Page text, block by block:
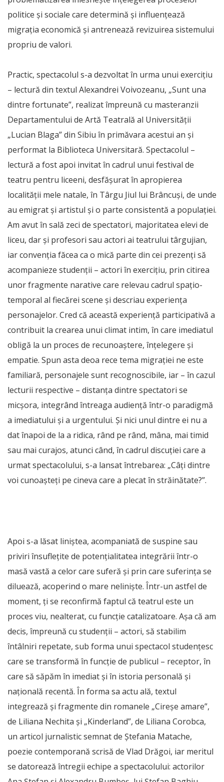
politice și sociale care determină și influențează
migrația economică și antrenează revizuirea sistemului
propriu de valori.
Practic, spectacolul s-a dezvoltat în urma unui exercițiu
– lectură din textul Alexandrei Voivozeanu, „Sunt una
dintre fortunate”, realizat împreună cu masteranzii
Departamentului de Artă Teatrală al Universității
„Lucian Blaga” din Sibiu în primăvara acestui an și
performat la Biblioteca Universitară. Spectacolul –
lectură a fost apoi invitat în cadrul unui festival de
teatru pentru liceeni, desfășurat în apropierea
localității mele natale, în Târgu Jiul lui Brâncuși, de unde
au emigrat și artistul și o parte consistentă a populației.
Am avut în sală zeci de spectatori, majoritatea elevi de
liceu, dar și profesori sau actori ai teatrului târgujian,
iar convenția făcea ca o mică parte din cei prezenți să
acompanieze studenții – actori în exercițiu, prin citirea
unor fragmente narative care relevau cadrul spațio-
temporal al fiecărei scene și descriau experiența
personajelor. Cred că această experiență participativă a
contribuit la crearea unui climat intim, în care imediatul
obligă la un proces de recunoaștere, înțelegere și
empatie. Spun asta deoa rece tema migrației ne este
familiară, personajele sunt recognoscibile, iar – în cazul
lecturii respective – distanța dintre spectatori se
micșora, integrând întreaga audiență într-o paradigmă
a imediatului și a urgentului. Și nici unul dintre ei nu a
dat înapoi de la a ridica, rând pe rând, mâna, mai timid
sau mai curajos, atunci când, în cadrul discuției care a
urmat spectacolului, s-a lansat întrebarea: „Câți dintre
voi cunoașteți pe cineva care a plecat în străinătate?”.
Apoi s-a lăsat liniștea, acompaniată de suspine sau
priviri însuflețite de potențialitatea integrării într-o
masă vastă a celor care suferă și prin care suferința se
diluează, acoperind o mare neliniște. Într-un astfel de
moment, ți se reconfirmă faptul că teatrul este un
proces viu, nealterat, cu funcție catalizatoare. Așa că am
decis, împreună cu studenții – actori, să stabilim
întâlniri repetate, sub forma unui spectacol studențesc
care se transformă în funcție de publicul – receptor, în
care să săpăm în imediat și în istoria personală și
națională recentă. În forma sa actu ală, textul
integrează și fragmente din romanele „Cireșe amare”,
de Liliana Nechita și „Kinderland”, de Liliana Corobca,
un articol jurnalistic semnat de Ștefania Matache,
poezie contemporană scrisă de Vlad Drăgoi, iar meritul
se datorează întregii echipe a spectacolului: actorilor